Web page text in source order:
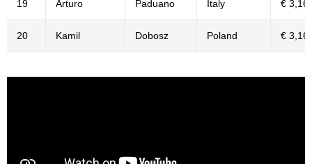
19 Arturo Paduano Italy €
20 Kamil Dobosz Poland €